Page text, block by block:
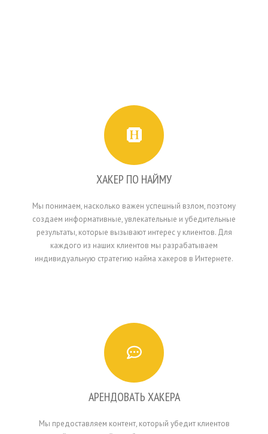
ХАКЕР ПО НАЙМУ
Мы понимаем, насколько важен успешный взлом, поэтому
создаем информативные, увлекательные и убедительные
результаты, которые вызывают интерес у клиентов. Для
каждого из наших клиентов мы разрабатываем
индивидуальную стратегию найма хакеров в Интернете.
АРЕНДОВАТЬ ХАКЕРА
Мы предоставляем контент, который убедит клиентов